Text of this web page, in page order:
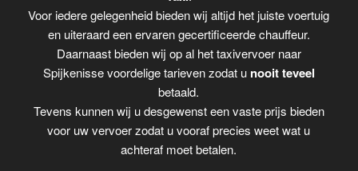
Voor iedere gelegenheid bieden wij altijd het juiste voertuig
en uiteraard een ervaren gecertificeerde chauffeur.
Daarnaast bieden wij op al het taxivervoer naar
Spijkenisse voordelige tarieven zodat u nooit teveel
betaald.
Tevens kunnen wij u desgewenst een vaste prijs bieden
voor uw vervoer zodat u vooraf precies weet wat u
achteraf moet betalen.